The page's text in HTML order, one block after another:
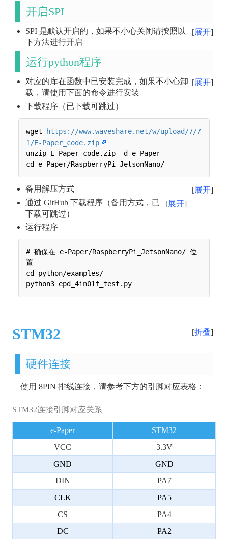
开启SPI
展开
SPI 是默认开启的，如果不小心关闭请按照以
下方法进行开启
运行python程序
展开
对应的库在函数中已安装完成，如果不小心卸
载，请使用下面的命令进行安装
下载程序（已下载可跳过）
wget
https://www.waveshare.net/w/upload/7/7
1/E-Paper_code.zip
unzip E-Paper_code.zip -d e-Paper
展开
备用解压方式
展开
通过 GitHub 下载程序（备用方式，已
下载可跳过）
运行程序
# 确保在 e-Paper/RaspberryPi_JetsonNano/ 位
置
cd python/examples/
折叠
STM32
硬件连接
使用 8PIN 排线连接，请参考下方的引脚对应表格：
STM32连接引脚对应关系
e-Paper
STM32
VCC
3.3V
GND
GND
DIN
PA7
CLK
PA5
CS
PA4
DC
PA2